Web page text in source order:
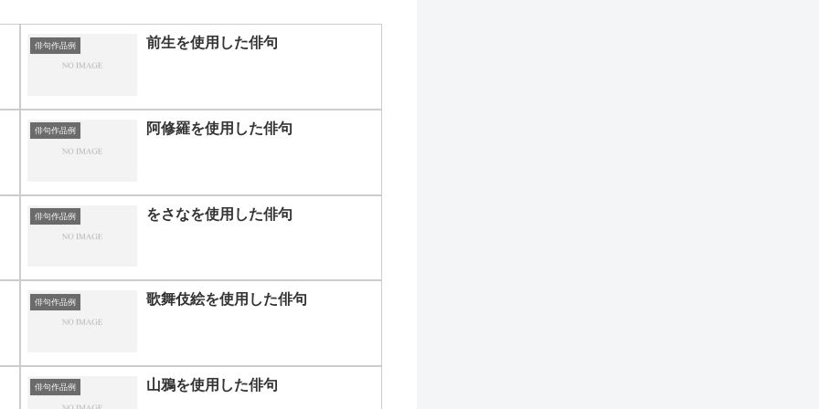
俳句作品例 前生を使用した俳句
俳句作品例 阿修羅を使用した俳句
俳句作品例 をさなを使用した俳句
俳句作品例 歌舞伎絵を使用した俳句
俳句作品例 山鴉を使用した俳句